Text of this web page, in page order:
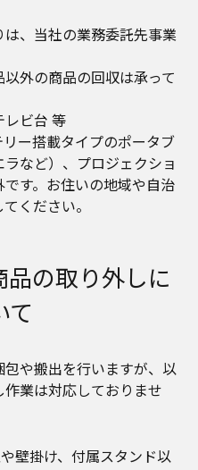
、当社の業務委託先事業
外の商品の回収は承って
ビ台 等
ー搭載タイプのポータブ
など）、プロジェクショ
す。お住いの地域や自治
ください。
品の取り外しに
て
や搬出を行いますが、以
業は対応しておりませ
壁掛け、付属スタンド以